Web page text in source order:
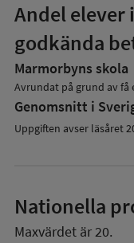
Andel elever
godkända
Marmorbyns skola
Avrundat på grund av
Genomsnitt i
Uppgiften avser läsåret
Nationella
Maxvärdet är 20.